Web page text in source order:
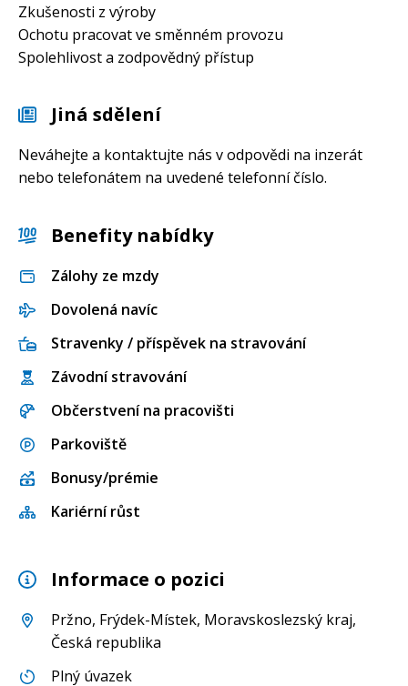
Zkušenosti z výroby
Ochotu pracovat ve směnném provozu
Spolehlivost a zodpovědný přístup
Jiná sdělení
Neváhejte a kontaktujte nás v odpovědi na inzerát
nebo telefonátem na uvedené telefonní číslo.
Benefity nabídky
Zálohy ze mzdy
Dovolená navíc
Stravenky / příspěvek na stravování
Závodní stravování
Občerstvení na pracovišti
Parkoviště
Bonusy/prémie
Kariérní růst
Informace o pozici
Pržno, Frýdek-Místek, Moravskoslezský kraj,
Česká republika
Plný úvazek